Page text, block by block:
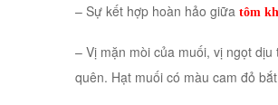
– Sự kết hợp hoàn hảo giữa tôm
– Vị mặn mòi của muối, vị ngọt
quên. Hạt muối có màu cam đỏ